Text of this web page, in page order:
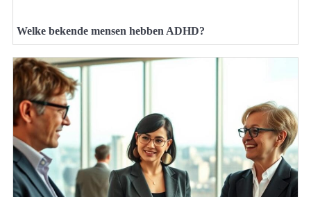
Welke bekende mensen hebben ADHD?